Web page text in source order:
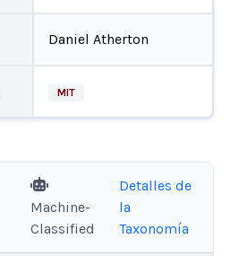
Daniel Atherton
MIT
Machine-
Classified
Detalles de
la
Taxonomía